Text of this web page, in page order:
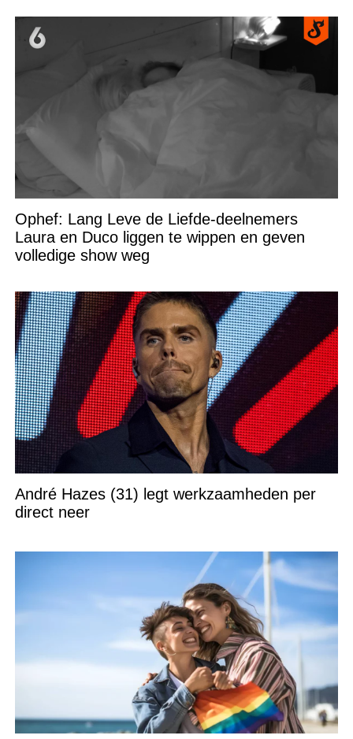
Ophef: Lang Leve de Liefde-deelnemers
Laura en Duco liggen te wippen en geven
volledige show weg
André Hazes (31) legt werkzaamheden per
direct neer